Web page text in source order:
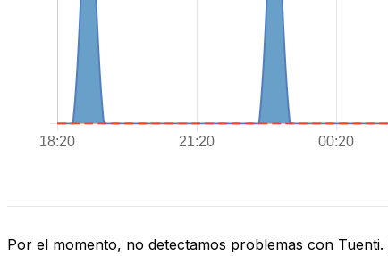
Por el momento, no detectamos problemas con Tuenti.